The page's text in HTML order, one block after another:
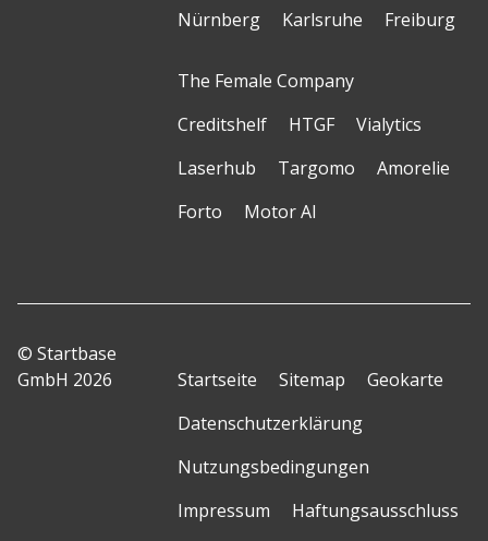
Nürnberg
Karlsruhe Freiburg
The Female Company
Creditshelf
HTGF
Vialytics
Laserhub
Targomo
Amorelie
Forto
Motor AI
© Startbase
GmbH 2026
Startseite Sitemap
Geokarte
Datenschutzerklärung
Nutzungsbedingungen
Impressum
Haftungsausschluss